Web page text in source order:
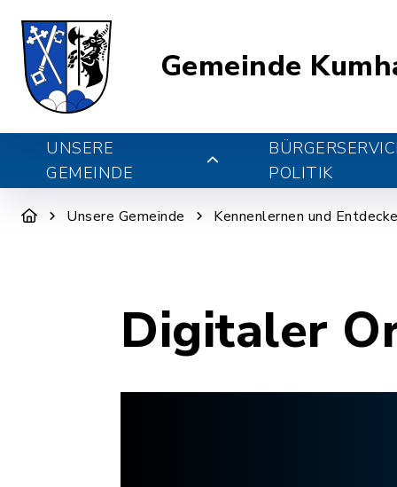
Gemeinde
UNSERE
GEMEINDE
POLITIK
Unsere Gemeinde Kennenlernen und
Digitaler